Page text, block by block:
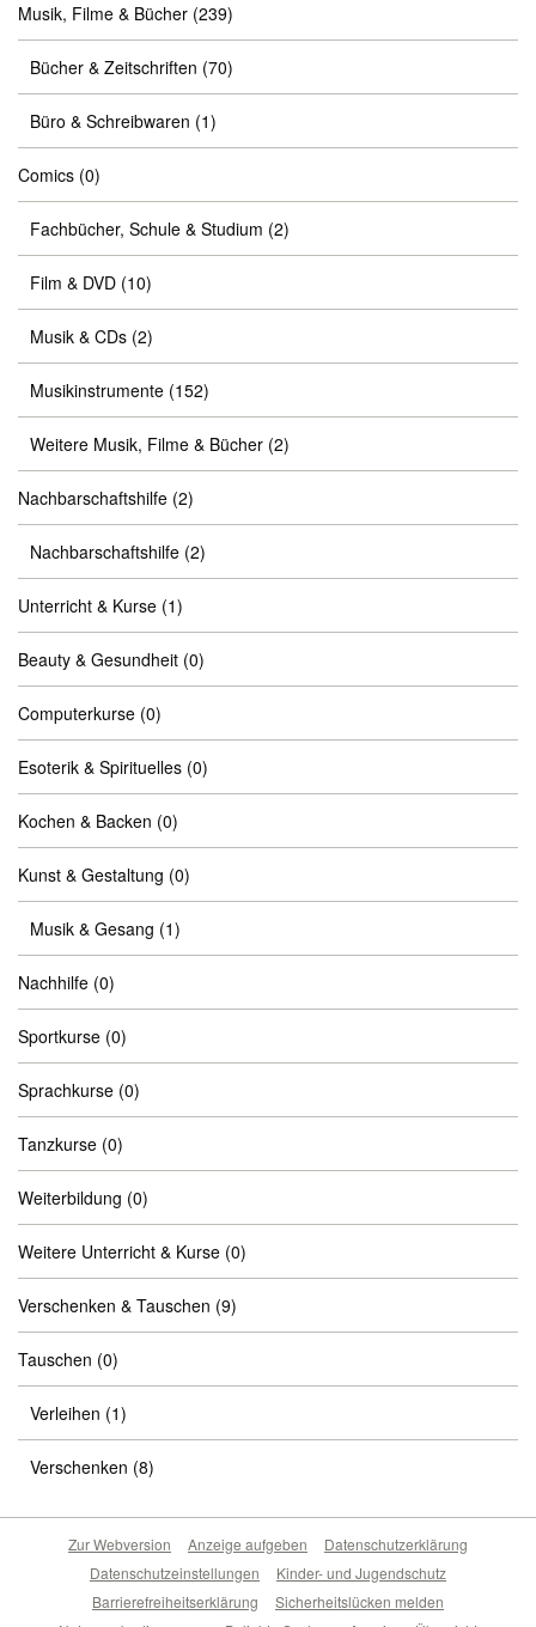
Musik, Filme & Bücher (239)
Bücher & Zeitschriften (70)
Büro & Schreibwaren (1)
Comics (0)
Fachbücher, Schule & Studium (2)
Film & DVD (10)
Musik & CDs (2)
Musikinstrumente (152)
Weitere Musik, Filme & Bücher (2)
Nachbarschaftshilfe (2)
Nachbarschaftshilfe (2)
Unterricht & Kurse (1)
Beauty & Gesundheit (0)
Computerkurse (0)
Esoterik & Spirituelles (0)
Kochen & Backen (0)
Kunst & Gestaltung (0)
Musik & Gesang (1)
Nachhilfe (0)
Sportkurse (0)
Sprachkurse (0)
Tanzkurse (0)
Weiterbildung (0)
Weitere Unterricht & Kurse (0)
Verschenken & Tauschen (9)
Tauschen (0)
Verleihen (1)
Verschenken (8)
Zur Webversion Anzeige aufgeben
Datenschutzerklärung
Datenschutzeinstellungen
Kinder- und Jugendschutz
Barrierefreiheitserklärung
Sicherheitslücken melden